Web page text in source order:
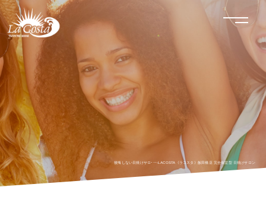
後悔しない日焼けサロ･･･-LACOSTA《ラコスタ》飯田橋店 完全個室型 日焼けサロン
menu